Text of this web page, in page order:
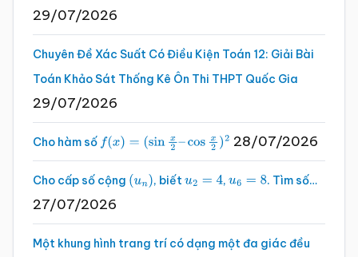
29/07/2026
Chuyên Đề Xác Suất Có Điều Kiện Toán 12: Giải Bài
Toán Khảo Sát Thống Kê Ôn Thi THPT Quốc Gia
29/07/2026
Cho hàm số f(x)=(sinx2 –cosx2 )2 28/07/2026
Cho cấp số cộng (un), biếtu2 =4 , u6 =8 . Tìm số…
27/07/2026
Một khung hình trang trí có dạng một đa giác đều